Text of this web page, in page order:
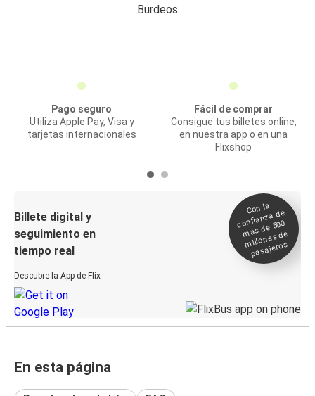
Burdeos
Pago seguro
Utiliza Apple Pay, Visa y
tarjetas internacionales
Fácil de comprar
Consigue tus billetes online,
en nuestra app o en una
Flixshop
Billete digital y
seguimiento en
tiempo real
Descubre la App de Flix
Con la
confianza de
más de 500
millones de
pasajeros
En esta página